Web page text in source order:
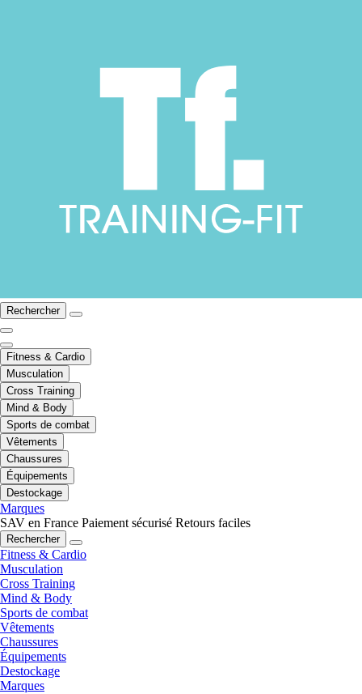
Rechercher
Fitness & Cardio
Musculation
Cross Training
Mind & Body
Sports de combat
Vêtements
Chaussures
Équipements
Destockage
Marques
SAV en France Paiement sécurisé Retours faciles
Rechercher
Fitness & Cardio
Musculation
Cross Training
Mind & Body
Sports de combat
Vêtements
Chaussures
Équipements
Destockage
Marques